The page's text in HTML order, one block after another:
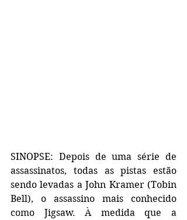
SINOPSE: Depois de uma série de
assassinatos, todas as pistas estão
sendo levadas a John Kramer (Tobin
Bell), o assassino mais conhecido
como Jigsaw. À medida que a